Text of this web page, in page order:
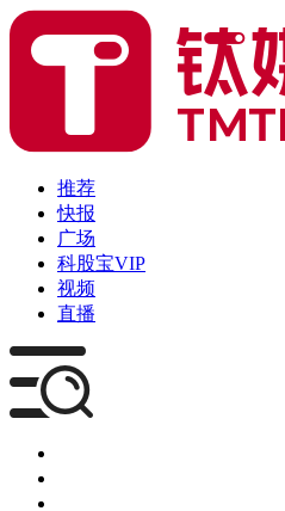
推荐
快报
广场
科股宝VIP
视频
直播